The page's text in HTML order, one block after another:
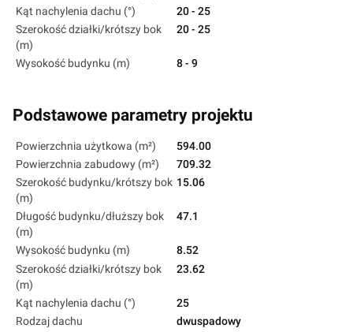
Kąt nachylenia dachu (°)
20 - 25
Szerokość działki/krótszy bok
(m)
20 - 25
Wysokość budynku (m) 8 - 9
Podstawowe parametry projektu
Powierzchnia użytkowa (m²)
594.00
Powierzchnia zabudowy (m²)
709.32
Szerokość budynku/krótszy bok
(m)
15.06
Długość budynku/dłuższy bok
(m)
47.1
Wysokość budynku (m)
8.52
Szerokość działki/krótszy bok
(m)
23.62
Kąt nachylenia dachu (°)
25
Rodzaj dachu
dwuspadowy